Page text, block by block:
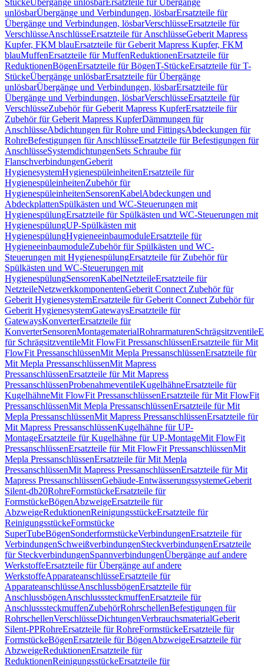
StückeÜbergänge unlösbarErsatzteile für Übergänge
unlösbarÜbergänge und Verbindungen, lösbarErsatzteile für
Übergänge und Verbindungen, lösbarVerschlüsseErsatzteile für
VerschlüsseAnschlüsseErsatzteile für AnschlüsseGeberit Mapress
Kupfer, FKM blauErsatzteile für Geberit Mapress Kupfer, FKM
blauMuffenErsatzteile für MuffenReduktionenErsatzteile für
ReduktionenBögenErsatzteile für BögenT-StückeErsatzteile für T-
StückeÜbergänge unlösbarErsatzteile für Übergänge
unlösbarÜbergänge und Verbindungen, lösbarErsatzteile für
Übergänge und Verbindungen, lösbarVerschlüsseErsatzteile für
VerschlüsseZubehör für Geberit Mapress KupferErsatzteile für
Zubehör für Geberit Mapress KupferDämmungen für
AnschlüsseAbdichtungen für Rohre und FittingsAbdeckungen für
RohreBefestigungen für AnschlüsseErsatzteile für Befestigungen für
AnschlüsseSystemdichtungenSets Schraube für
FlanschverbindungenGeberit
HygienesystemHygienespüleinheitenErsatzteile für
HygienespüleinheitenZubehör für
HygienespüleinheitenSensorenKabelAbdeckungen und
AbdeckplattenSpülkästen und WC-Steuerungen mit
HygienespülungErsatzteile für Spülkästen und WC-Steuerungen mit
HygienespülungUP-Spülkästen mit
HygienespülungHygieneeinbaumoduleErsatzteile für
HygieneeinbaumoduleZubehör für Spülkästen und WC-
Steuerungen mit HygienespülungErsatzteile für Zubehör für
Spülkästen und WC-Steuerungen mit
HygienespülungSensorenKabelNetzteileErsatzteile für
NetzteileNetzwerkkomponentenGeberit Connect Zubehör für
Geberit HygienesystemErsatzteile für Geberit Connect Zubehör für
Geberit HygienesystemGatewaysErsatzteile für
GatewaysKonverterErsatzteile für
KonverterSensorenMontagematerialRohrarmaturenSchrägsitzventile
für SchrägsitzventileMit FlowFit PressanschlüssenErsatzteile für Mit
FlowFit PressanschlüssenMit Mepla PressanschlüssenErsatzteile für
Mit Mepla PressanschlüssenMit Mapress
PressanschlüssenErsatzteile für Mit Mapress
PressanschlüssenProbenahmeventileKugelhähneErsatzteile für
KugelhähneMit FlowFit PressanschlüssenErsatzteile für Mit FlowFit
PressanschlüssenMit Mepla PressanschlüssenErsatzteile für Mit
Mepla PressanschlüssenMit Mapress PressanschlüssenErsatzteile für
Mit Mapress PressanschlüssenKugelhähne für UP-
MontageErsatzteile für Kugelhähne für UP-MontageMit FlowFit
PressanschlüssenErsatzteile für Mit FlowFit PressanschlüssenMit
Mepla PressanschlüssenErsatzteile für Mit Mepla
PressanschlüssenMit Mapress PressanschlüssenErsatzteile für Mit
Mapress PressanschlüssenGebäude-EntwässerungssystemeGeberit
Silent-db20RohreFormstückeErsatzteile für
FormstückeBögenAbzweigeErsatzteile für
AbzweigeReduktionenReinigungsstückeErsatzteile für
ReinigungsstückeFormstücke
SuperTubeBögenSonderformstückeVerbindungenErsatzteile für
VerbindungenSchweißverbindungenSteckverbindungenErsatzteile
für SteckverbindungenSpannverbindungenÜbergänge auf andere
WerkstoffeErsatzteile für Übergänge auf andere
WerkstoffeApparateanschlüsseErsatzteile für
ApparateanschlüsseAnschlussbögenErsatzteile für
AnschlussbögenAnschlusssteckmuffenErsatzteile für
AnschlusssteckmuffenZubehörRohrschellenBefestigungen für
RohrschellenVerschlüsseDichtungenVerbrauchsmaterialGeberit
Silent-PPRohreErsatzteile für RohreFormstückeErsatzteile für
FormstückeBögenErsatzteile für BögenAbzweigeErsatzteile für
AbzweigeReduktionenErsatzteile für
ReduktionenReinigungsstückeErsatzteile für